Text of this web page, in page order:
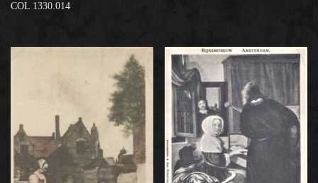
COL 1330.014